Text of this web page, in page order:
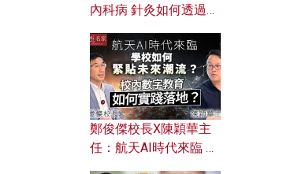
內科病 針灸如何透過解
鄭俊傑校長X陳穎華主
任：航天AI時代來臨 學